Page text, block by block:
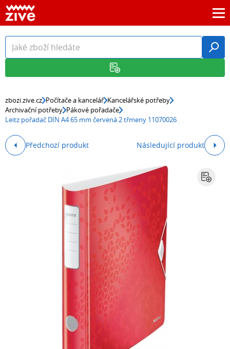
zbozi.zive.cz Počítače a kancelář Kancelářské potřeby
Archivační potřeby Pákové pořadače
Leitz pořadač DIN A4 65 mm červená 2 třmeny 11070026
Předchozí produkt Následující produkt